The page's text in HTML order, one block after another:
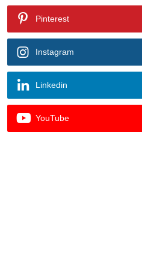
Pinterest
Instagram
Linkedin
YouTube